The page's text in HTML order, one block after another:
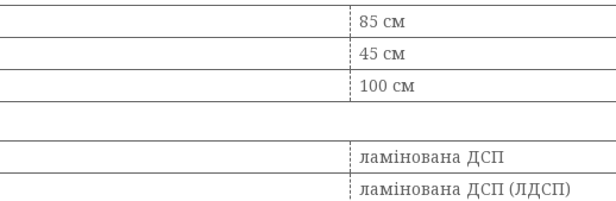
85 см
45 см
100 см
ламінована ДСП
ламінована ДСП (ЛДСП)